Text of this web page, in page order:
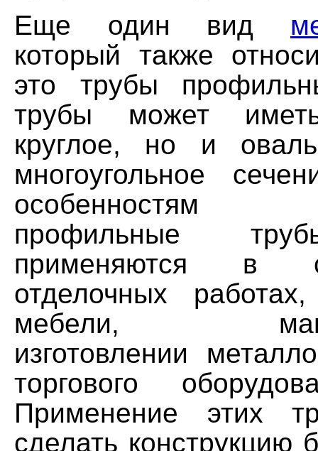
Еще один вид
который также
это трубы
трубы может
круглое, но и
многоугольное
особенностям
профильные
применяются в
отделочных
мебели,
изготовлении
торгового
Применение этих
сделать конструкцию